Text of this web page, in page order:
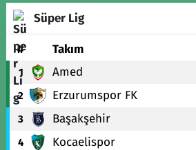
Süper Lig
# Takım
1 Amed
2 Erzurumspor FK
3 Başakşehir
4 Kocaelispor